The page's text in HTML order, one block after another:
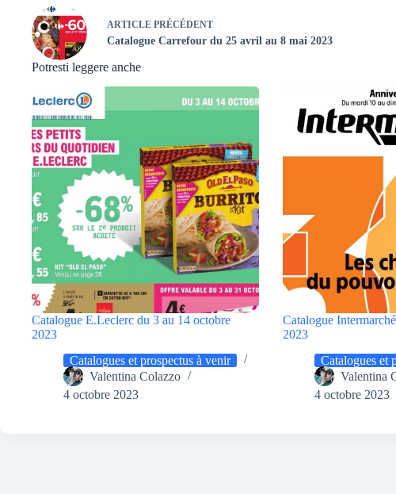
ARTICLE PRÉCÉDENT
Catalogue Carrefour du 25 avril au 8 mai 2023
Potresti leggere anche
Catalogue E.Leclerc du 3 au 14 octobre
2023
Catalogues et prospectus à venir
Valentina Colazzo
4 octobre 2023
Catalogue
2023
Catalogues et
Valentina
4 octobre 2023